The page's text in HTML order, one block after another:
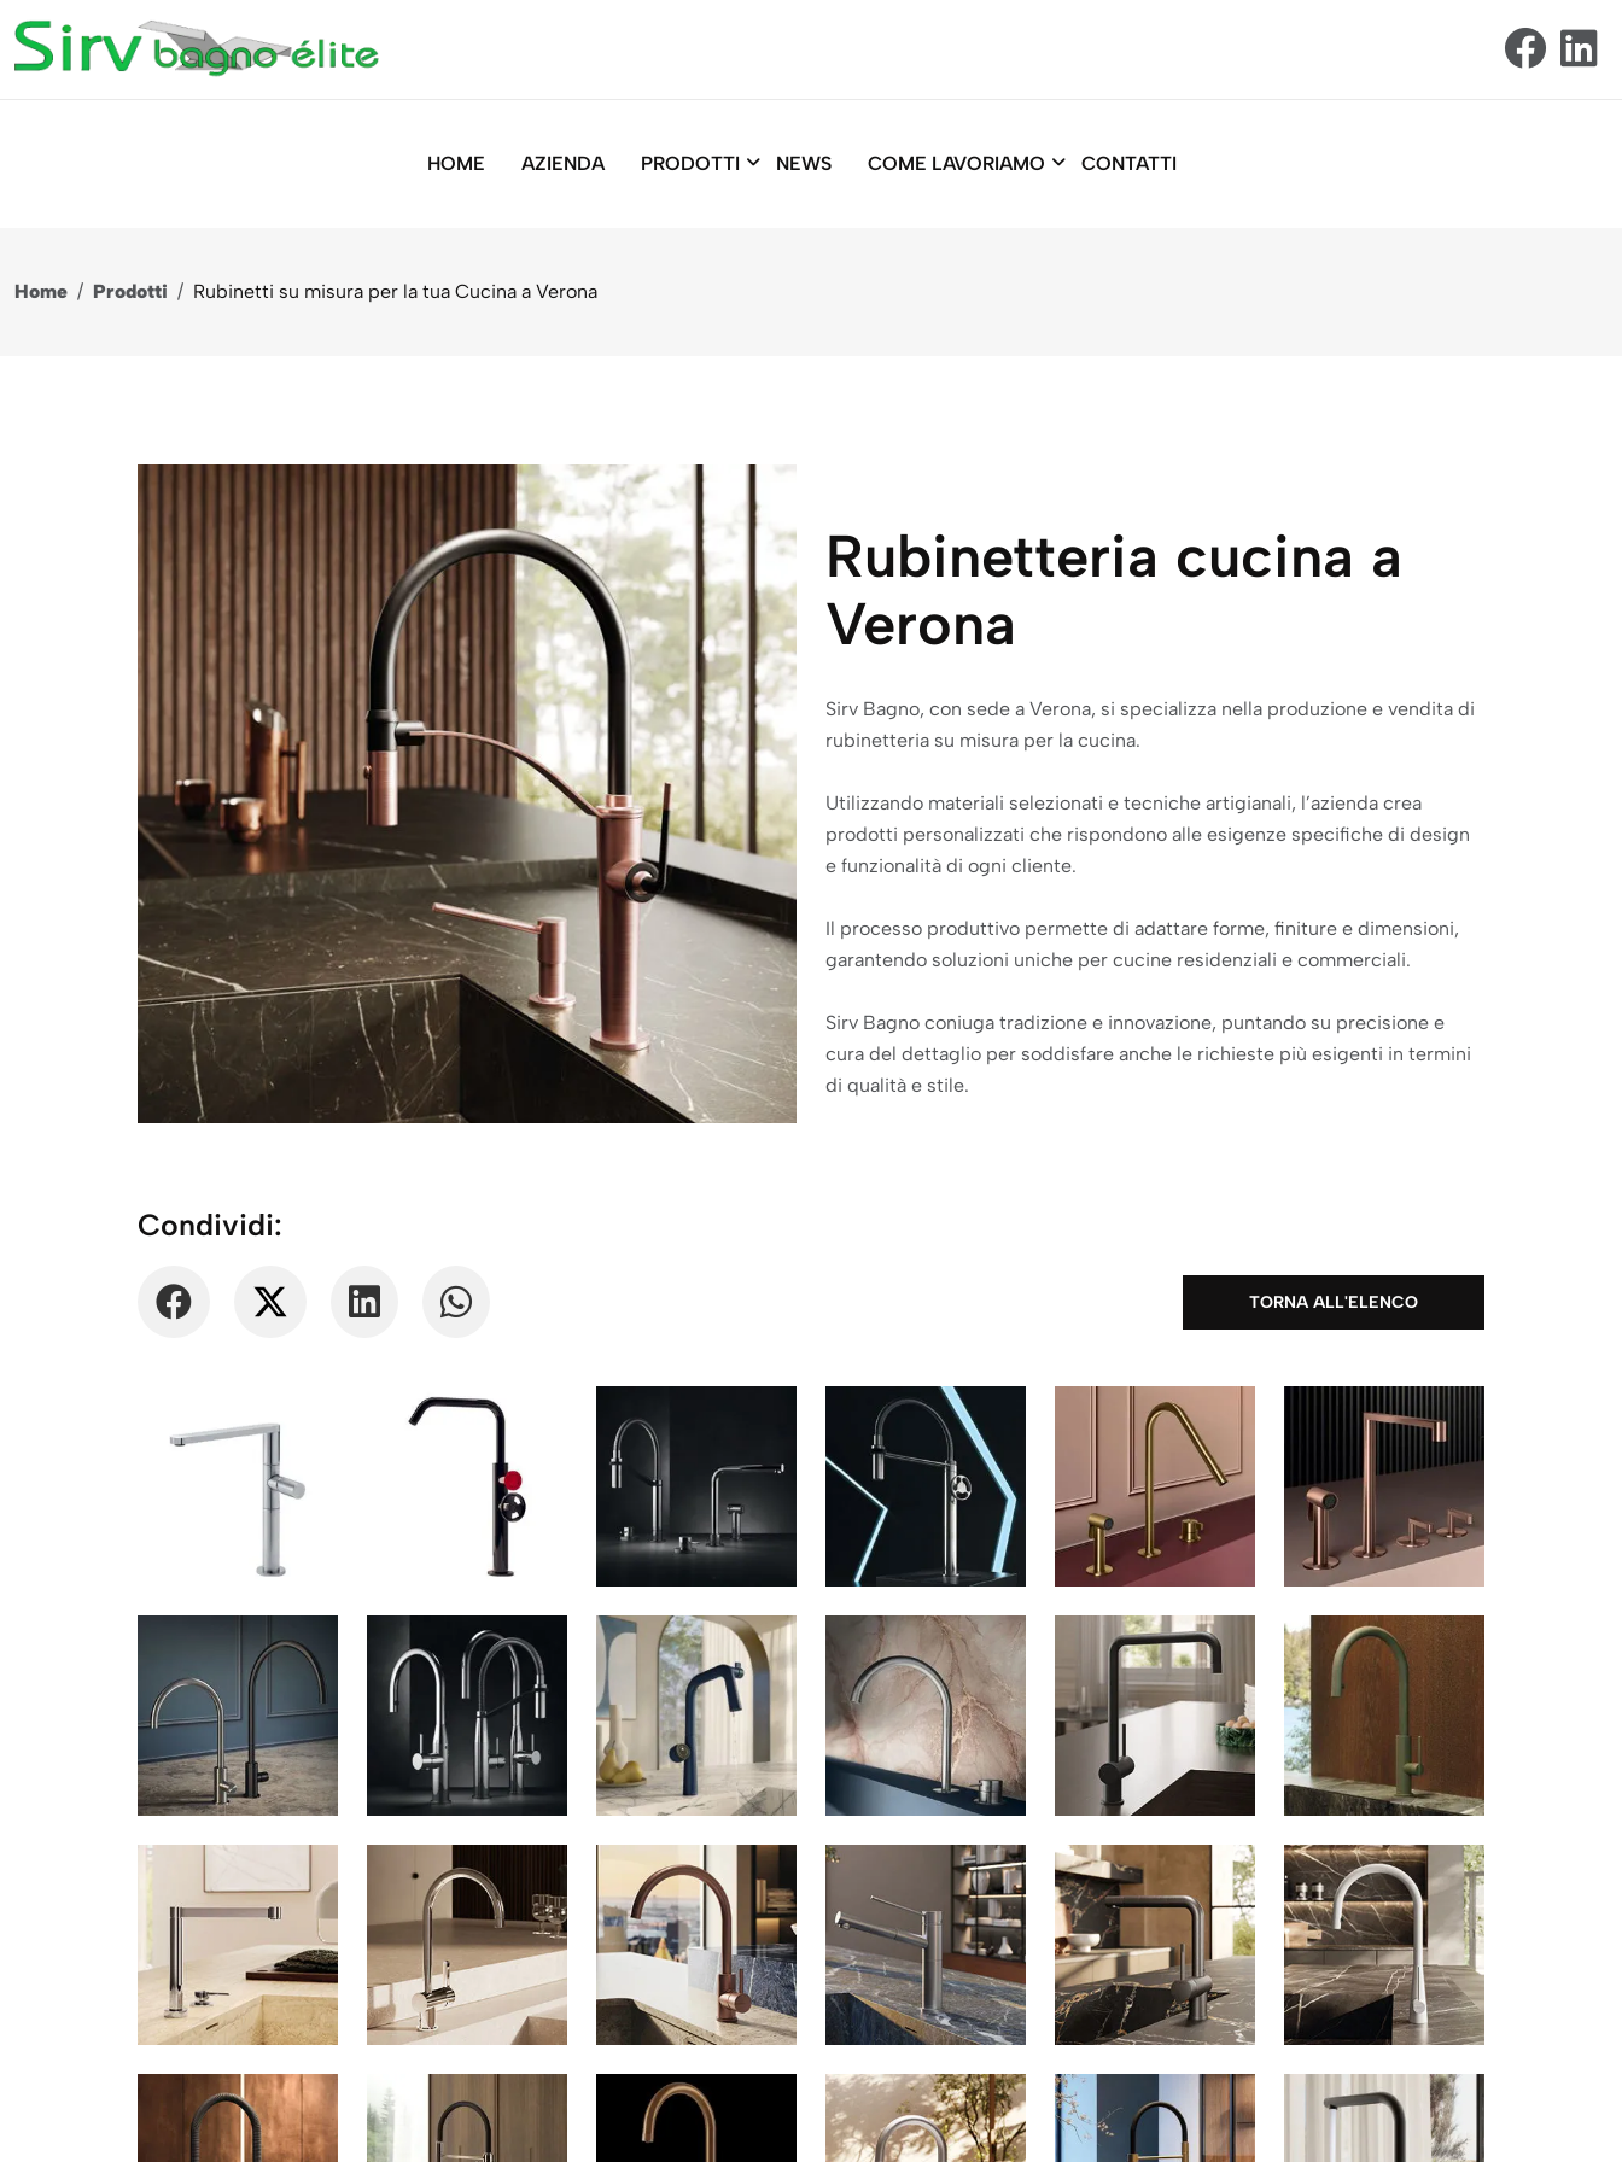
HOME AZIENDA PRODOTTI NEWS COME LAVORIAMO CONTATTI
Home / Prodotti / Rubinetti su misura per la tua Cucina a Verona
Rubinetteria cucina a
Verona
Sirv Bagno, con sede a Verona, si specializza nella produzione e vendita di
rubinetteria su misura per la cucina.
Utilizzando materiali selezionati e tecniche artigianali, l’azienda crea
prodotti personalizzati che rispondono alle esigenze specifiche di design
e funzionalità di ogni cliente.
Il processo produttivo permette di adattare forme, finiture e dimensioni,
garantendo soluzioni uniche per cucine residenziali e commerciali.
Sirv Bagno coniuga tradizione e innovazione, puntando su precisione e
cura del dettaglio per soddisfare anche le richieste più esigenti in termini
di qualità e stile.
Condividi:
TORNA ALL'ELENCO